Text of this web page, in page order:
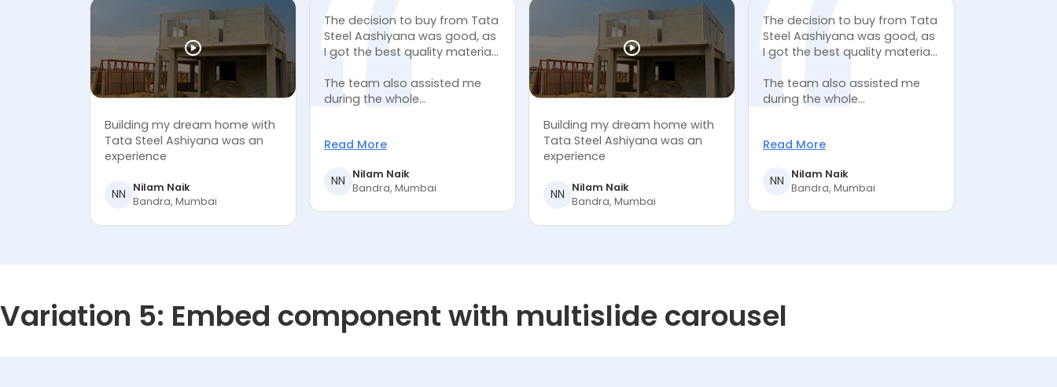
Building my dream home with
Tata Steel Ashiyana was an
experience
NN
Nilam Naik
Bandra, Mumbai
The decision to buy from Tata
Steel Aashiyana was good, as
I got the best quality material
The team also assisted me
during the whole...
Read More
NN
Nilam Naik
Bandra, Mumbai
Building my dream home with
Tata Steel Ashiyana was an
experience
NN
Nilam Naik
Bandra, Mumbai
The decision to buy from Tata
Steel Aashiyana was good, as
I got the best quality material
The team also assisted me
during the whole...
Read More
NN
Nilam Naik
Bandra, Mumbai
Variation 5: Embed component with multislide carousel